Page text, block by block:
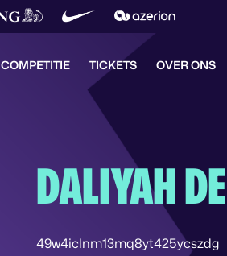
COMPETITIE TICKETS OVER ONS
DALIYAH
49w4iclnm13mq8yt425ycszdg